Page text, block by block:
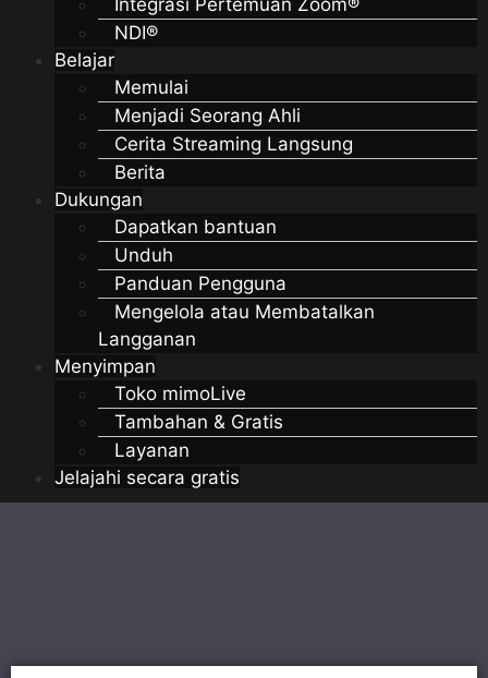
NDI®
Belajar
Memulai
Menjadi Seorang Ahli
Cerita Streaming Langsung
Berita
Dukungan
Dapatkan bantuan
Unduh
Panduan Pengguna
Mengelola atau Membatalkan
Langganan
Menyimpan
Toko mimoLive
Tambahan & Gratis
Layanan
Jelajahi secara gratis